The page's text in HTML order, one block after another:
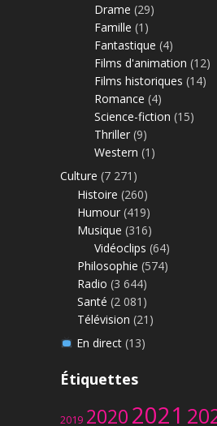
Drame (29)
Famille (1)
Fantastique (4)
Films d'animation (12)
Films historiques (14)
Romance (4)
Science-fiction (15)
Thriller (9)
Western (1)
Culture (7 271)
Histoire (260)
Humour (419)
Musique (316)
Vidéoclips (64)
Philosophie (574)
Radio (3 644)
Santé (2 081)
Télévision (21)
En direct(13)
Étiquettes
2019 20202021